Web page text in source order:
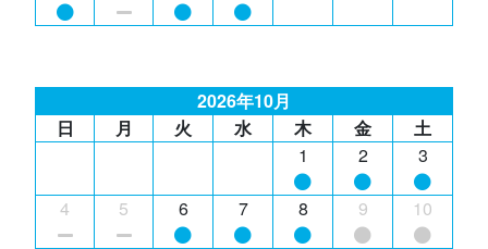
2026年10月
日
月 火 水 木 金
土
1
2 3
4 5 6 7 8 9 10